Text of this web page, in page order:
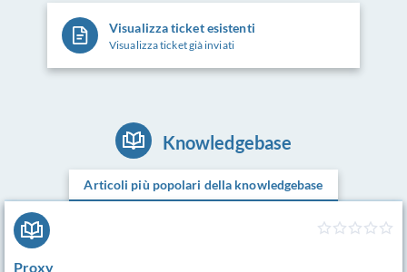
Visualizza ticket esistenti
Visualizza ticket già inviati
Knowledgebase
Articoli più popolari della knowledgebase
Proxy